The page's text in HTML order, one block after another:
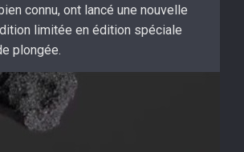
connu, ont lancé une nouvelle
limitée en édition spéciale
plongée.